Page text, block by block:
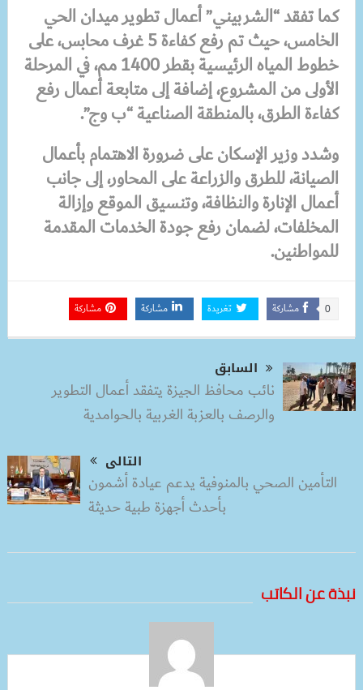
كما تفقد “الشربيني” أعمال تطوير ميدان الحي
الخامس، حيث تم رفع كفاءة 5 غرف محابس، على
خطوط المياه الرئيسية بقطر 1400 مم، في المرحلة
الأولى من المشروع، إضافة إلى متابعة أعمال رفع
كفاءة الطرق، بالمنطقة الصناعية “ب وج”.
وشدد وزير الإسكان على ضرورة الاهتمام بأعمال
الصيانة، للطرق والزراعة على المحاور، إلى جانب
أعمال الإنارة والنظافة، وتنسيق الموقع وإزالة
المخلفات، لضمان رفع جودة الخدمات المقدمة
للمواطنين.
مشاركة 0 تغريدة مشاركة مشاركة
السابق
نائب محافظ الجيزة يتفقد أعمال التطوير
والرصف بالعزبة الغربية بالحوامدية
التالى
التأمين الصحي بالمنوفية يدعم عيادة أشمون
بأحدث أجهزة طبية حديثة
نبذة عن الكاتب